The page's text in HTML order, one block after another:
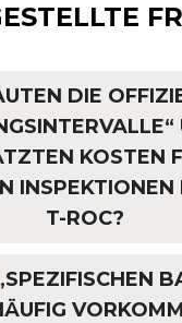
DIE
KOSTEN
T-ROC?